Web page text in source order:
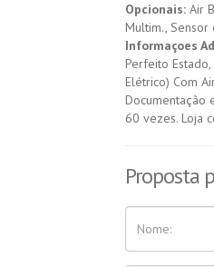
Opcionais:Air
Multim., Sensor
Informaçoes
Perfeito Estado,
Elétrico) Com
Documentação
60 vezes. Loja
Proposta